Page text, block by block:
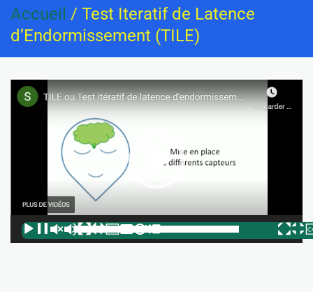
Accueil / Test Iteratif de Latence
d’Endormissement (TILE)
Lecteur
vidéo
00:00